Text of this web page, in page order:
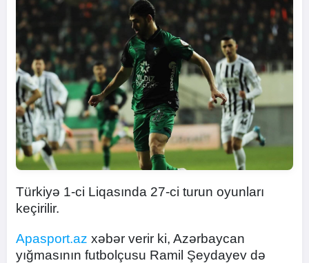
Türkiyə 1-ci Liqasında 27-ci turun oyunları
keçirilir.
Apasport.az xəbər verir ki, Azərbaycan
yığmasının futbolçusu Ramil Şeydayev də